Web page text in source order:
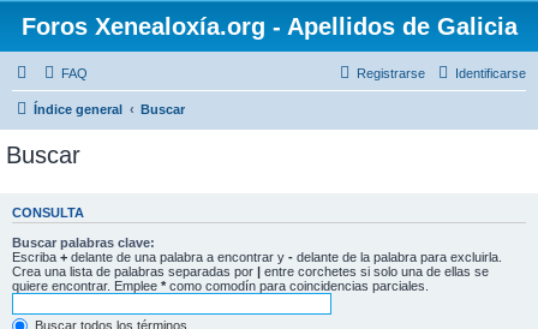
Foros Xenealoxía.org - Apellidos de Galicia
FAQ Identificarse
Registrarse
Índice general Buscar
Buscar
CONSULTA
Buscar palabras clave:
Escriba + delante de una palabra a encontrar y - delante de la palabra para excluirla.
Crea una lista de palabras separadas por | entre corchetes si solo una de ellas se
quiere encontrar. Emplee * como comodín para coincidencias parciales.
Buscar todos los términos